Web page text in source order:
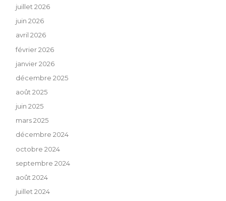
juillet 2026
juin 2026
avril 2026
février 2026
janvier 2026
décembre 2025
août 2025
juin 2025
mars 2025
décembre 2024
octobre 2024
septembre 2024
août 2024
juillet 2024